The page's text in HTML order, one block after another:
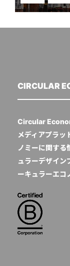
CIRCULAR
Circular
メディアプラッ
ノミーに関する
ュラーデザイン
ーキュラーエコ